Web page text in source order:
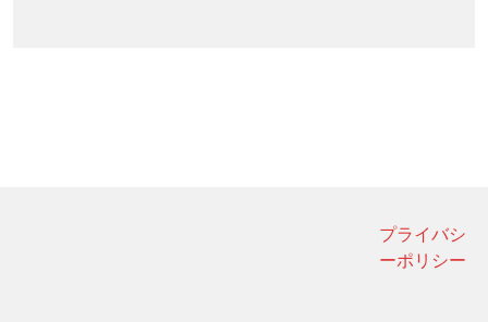
プライバシ
ーポリシー